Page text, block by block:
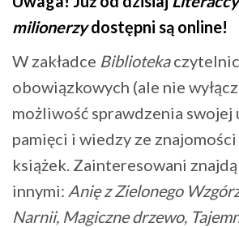
milionerzydostępni są online!
W zakładce Biblioteka
obowiązkowych (ale nie
możliwość sprawdzenia swojej
pamięci i wiedzy ze
książek. Zainteresowani
innymi: Anię z Zielonego
Narnii, Magiczne drzewo,